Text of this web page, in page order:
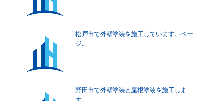
松戸市で外壁塗装を施工しています。ベー
ジ...
野田市で外壁塗装と屋根塗装を施工しま